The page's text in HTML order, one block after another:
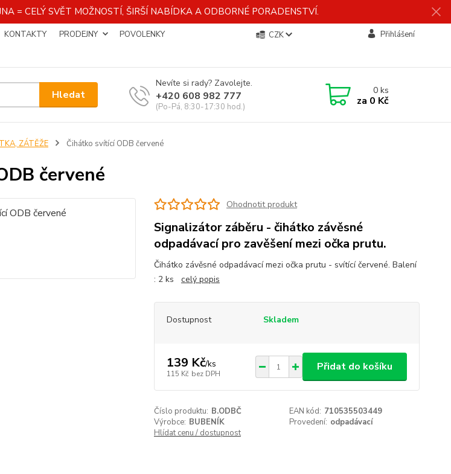
= CELÝ SVĚT MOŽNOSTÍ, ŠIRŠÍ NABÍDKA A ODBORNÉ PORADENSTVÍ.
KONTAKTY PRODEJNY
POVOLENKY
CZK Přihlášení
Hledat
Nevíte si rady? Zavolejte.
+420 608 982 777
(Po-Pá, 8:30-17:30 hod.)
0ks
za 0 Kč
ZÁTĚŽE Čihátko svítící ODB červené
červené
Ohodnotit produkt
Signalizátor záběru - čihátko závěsné
odpadávací pro zavěšení mezi očka prutu.
Čihátko závěsné odpadávací mezi očka prutu - svítící červené. Balení
: 2 ks celý popis
Dostupnost Skladem
139 Kč/ks
115 Kč bez DPH
Přidat do košíku
Číslo produktu: B.ODBČ EAN kód: 710535503449
Výrobce: BUBENÍK Provedení: odpadávací
Hlídat cenu / dostupnost